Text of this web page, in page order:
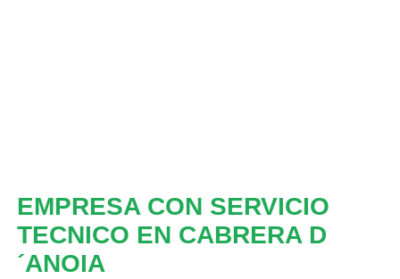
EMPRESA CON SERVICIO
TECNICO EN CABRERA D
´ANOIA